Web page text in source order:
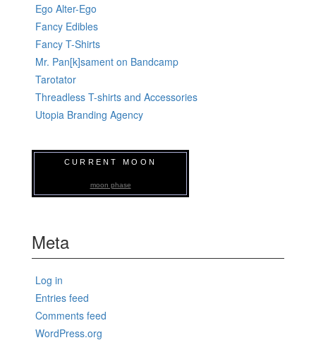
Ego Alter-Ego
Fancy Edibles
Fancy T-Shirts
Mr. Pan[k]sament on Bandcamp
Tarotator
Threadless T-shirts and Accessories
Utopia Branding Agency
CURRENT MOON
moon phase
Meta
Log in
Entries feed
Comments feed
WordPress.org